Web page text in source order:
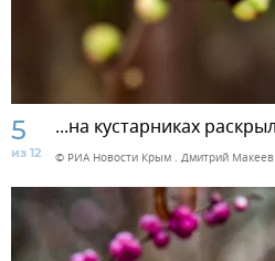
5
из 12
...на кустарниках
© РИА Новости Крым . Дмитрий Макеев